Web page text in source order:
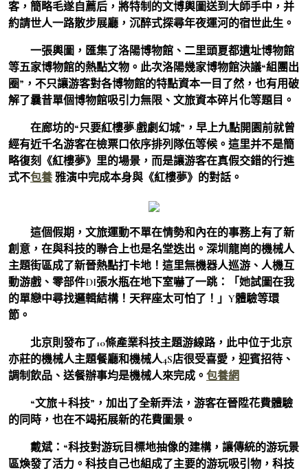
客，簡略毛遂自薦后，將特制的文博輿圖送到大師手中，并
約請世人一路散步展廳，沉醉式探尋年夜運河的宿世此生。
一張輿圖，匯集了洛陽博物館、二里頭夏都遺址博物館
等五家博物館的熱點文物。此次洛陽幾家博物館決議“組團出
圈”，不只讓游客對各博物館的特點資本一目了然，也有用破
解了曩昔單個博物館吸引力無限、文旅資本碎片化等題目。
在廊坊的“只要紅樓夢·戲劇幻城”，早上九點開園前就曾
經有近千名游客在檢票口依序排列隊伍等候。這里并不是簡
略復刻《紅樓夢》里的場景，而是讓游客在真假交錯的行進
式不包養 雅演中完成本身與《紅樓夢》的對話。
這個假期，文旅運動不單在情勢和內在的事務上有了新
創意，在與科技的聯合上也是名堂迭出。深圳龍崗的機械人
主題街區成了新晉熱點打卡地！這里無機器人巡游、人機互
動游戲、零部件DI張水瓶在地下室嚇了一跳：「她試圖在我
的單戀中尋找邏輯結構！天秤座太可怕了！」Y體驗等環
節。
北京則發布了10條產業科技主題游線路，此中位于北京
亦莊的機械人主題餐廳和機械人4S店很受喜愛，迎賓招待、
調制飲品、送餐辦事均是機械人來完成。 包養網
“文旅＋科技”，加出了全新弄法，游客在晉陞花費體驗
的同時，也在不竭拓展新的花費圖景。
戴斌：“科技對游玩目標地抽像的建構，讓傳統的游玩景
區煥發了活力。科技自己也組成了主要的游玩吸引物，科技